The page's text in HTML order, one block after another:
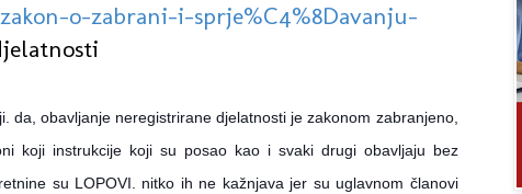
o-zabrani-i-sprje%C4%8Davanju-
da, obavljanje neregistrirane djelatnosti je zakonom zabranjeno,
koji instrukcije koji su posao kao i svaki drugi obavljaju bez
su LOPOVI. nitko ih ne kažnjava jer su uglavnom članovi